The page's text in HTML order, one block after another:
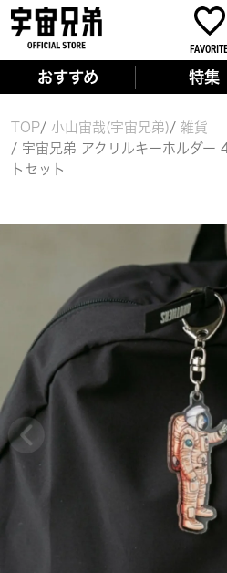
おすすめ 特集
TOP 小山宙哉(宇宙兄弟)
雑貨
宇宙兄弟 アクリルキーホルダー
トセット